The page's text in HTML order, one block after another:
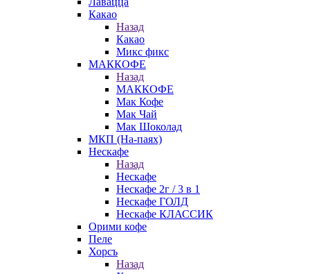
Какао
Назад
Какао
Микс фикс
МАККОФЕ
Назад
МАККОФЕ
Мак Кофе
Мак Чай
Мак Шоколад
МКП (На-паях)
Нескафе
Назад
Нескафе
Нескафе 2г / 3 в 1
Нескафе ГОЛД
Нескафе КЛАССИК
Орими кофе
Пеле
Хорсъ
Назад